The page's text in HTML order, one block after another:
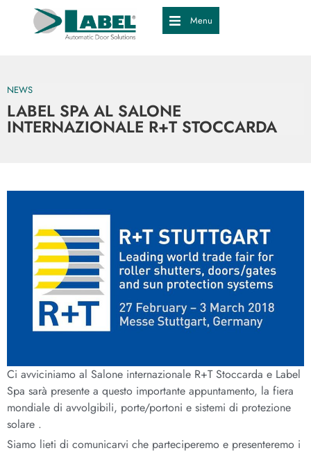
Menu
NEWS
LABEL SPA AL SALONE
INTERNAZIONALE R+T STOCCARDA
Ci avviciniamo al Salone internazionale R+T Stoccarda e Label
Spa sarà presente a questo importante appuntamento, la fiera
mondiale di avvolgibili, porte/portoni e sistemi di protezione
solare .
Siamo lieti di comunicarvi che parteciperemo e presenteremo i